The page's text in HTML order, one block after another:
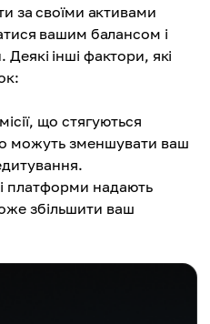
за своїми активами
вашим балансом і
інші фактори, які
що стягуються
можуть зменшувати ваш
платформи надають
збільшити ваш